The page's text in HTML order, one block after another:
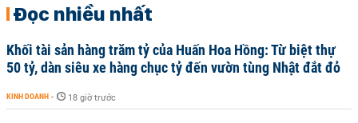
Đọc nhiều nhất
Khối tài sản hàng trăm tỷ của Huấn Hoa Hồng: Từ biệt thự
50 tỷ, dàn siêu xe hàng chục tỷ đến vườn tùng Nhật đắt đỏ
KINH DOANH - 18 giờ trước